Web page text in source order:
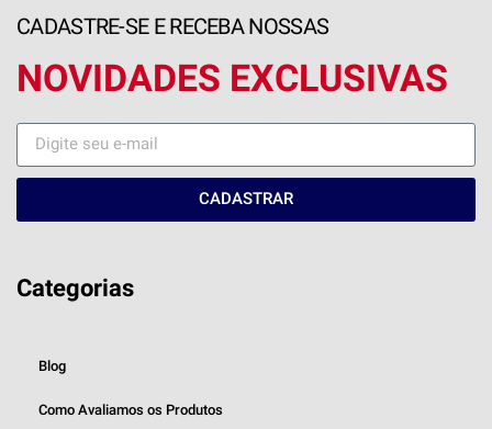
CADASTRE-SE E RECEBA NOSSAS
NOVIDADES EXCLUSIVAS
CADASTRAR
Categorias
Blog
Como Avaliamos os Produtos